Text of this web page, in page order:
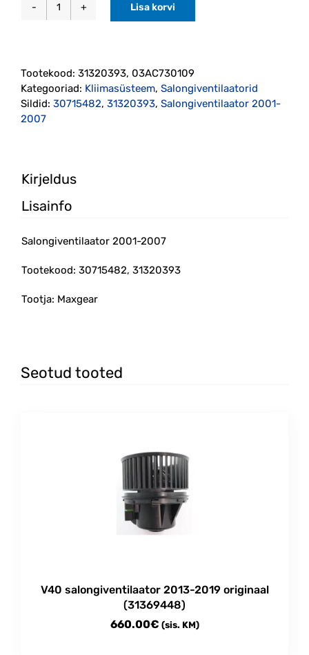
Salongiventilaator
30715482)
kogus
Lisa korvi
Tootekood: 31320393, 03AC730109
Kategooriad: Kliimasüsteem, Salongiventilaatorid
Sildid: 30715482, 31320393, Salongiventilaator 2001-
2007
Kirjeldus
Lisainfo
Salongiventilaator 2001-2007
Tootekood: 30715482, 31320393
Tootja: Maxgear
Seotud tooted
V40 salongiventilaator 2013-2019 originaal
(31369448)
660.00€ (sis. KM)